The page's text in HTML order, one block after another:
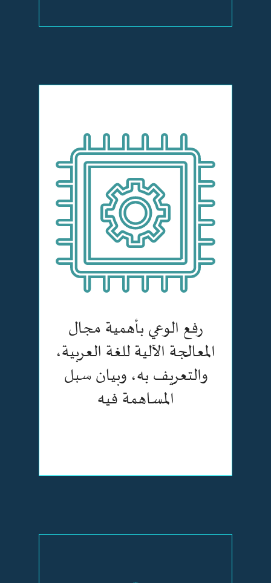
رفع الوعي بأهمية مجال
المعالجة الآلية للغة العربية،
والتعريف به، وبيان سبل
المساهمة فيه